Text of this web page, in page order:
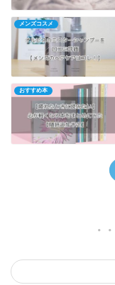
メンズコスメ
おすすめ本